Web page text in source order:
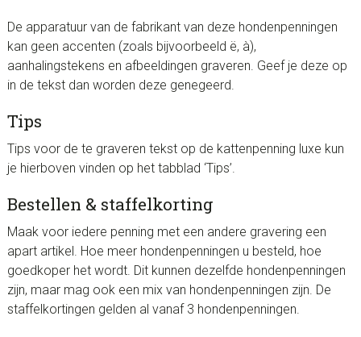
De apparatuur van de fabrikant van deze hondenpenningen
kan geen accenten (zoals bijvoorbeeld ë, à),
aanhalingstekens en afbeeldingen graveren. Geef je deze op
in de tekst dan worden deze genegeerd.
Tips
Tips voor de te graveren tekst op de kattenpenning luxe kun
je hierboven vinden op het tabblad ‘Tips’.
Bestellen & staffelkorting
Maak voor iedere penning met een andere gravering een
apart artikel. Hoe meer hondenpenningen u besteld, hoe
goedkoper het wordt. Dit kunnen dezelfde hondenpenningen
zijn, maar mag ook een mix van hondenpenningen zijn. De
staffelkortingen gelden al vanaf 3 hondenpenningen.